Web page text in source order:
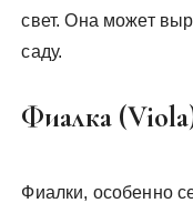
свет. Она может
саду.
Фиалка
Фиалки, особенно